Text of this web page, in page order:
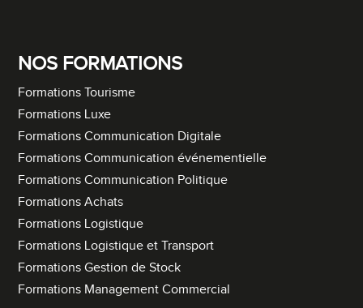
NOS FORMATIONS
Formations Tourisme
Formations Luxe
Formations Communication Digitale
Formations Communication événementielle
Formations Communication Politique
Formations Achats
Formations Logistique
Formations Logistique et Transport
Formations Gestion de Stock
Formations Management Commercial